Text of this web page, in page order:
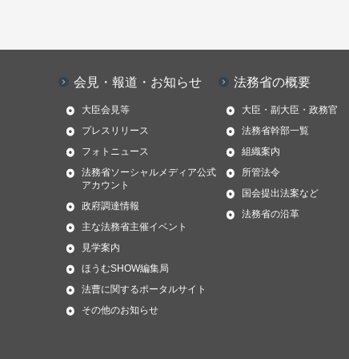
会見・報道・お知らせ
大臣会見等
プレスリリース
フォトニュース
法務省ソーシャルメディア公式
アカウント
政府調達情報
主な法務省主催イベント
見学案内
ほうむSHOW編集局
法曹に関するポータルサイト
その他のお知らせ
法務省の概要
大臣・副大臣・政務官
法務省幹部一覧
組織案内
所管法令
国会提出法案など
法務省の沿革